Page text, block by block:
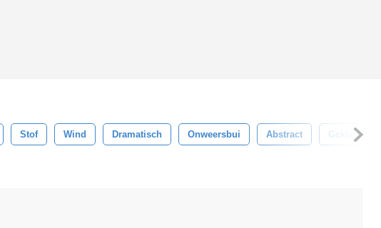
Stof Wind Dramatisch Onweersbui Abstract Geklater